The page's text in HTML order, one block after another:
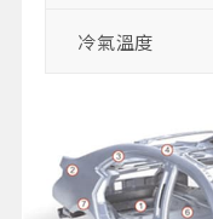
冷氣溫度